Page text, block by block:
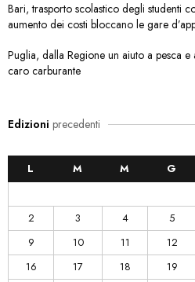
Bari, trasporto scolastico degli studenti
aumento dei costi bloccano le gare
Puglia, dalla Regione un aiuto a pesca
caro carburante
Edizioni precedenti
L M M G
2
3 4 5
9
10 11 12
16
17 18 19